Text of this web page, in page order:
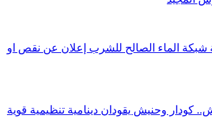
الماء الصالح للشرب إعلان عن نقص او
كودار وحنيش يقودان دينامية تنظيمية قوية